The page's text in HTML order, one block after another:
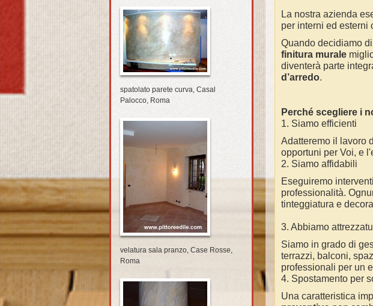
La nostra azienda
per interni ed esterni
Quando decidiamo di
finitura murale
diventerà parte
d’arredo.
Perché scegliere i
1. Siamo efficienti
Adatteremo il lavoro
opportuni per Voi, e
2. Siamo affidabili
Eseguiremo
professionalità.
tinteggiatura e
3. Abbiamo
Siamo in grado di
terrazzi, balconi,
professionali per un
4. Spostamento per
Una caratteristica
spatolato parete curva, Casal
Palocco, Roma
velatura sala pranzo, Case Rosse,
Roma